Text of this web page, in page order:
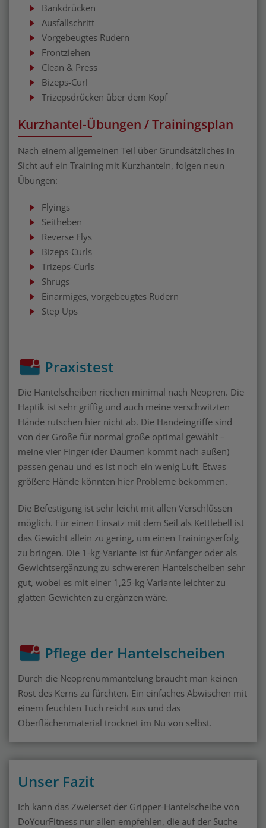
Bankdrücken
Ausfallschritt
Vorgebeugtes Rudern
Frontziehen
Clean & Press
Bizeps-Curl
Trizepsdrücken über dem Kopf
Kurzhantel-Übungen / Trainingsplan
Nach einem allgemeinen Teil über Grundsätzliches in
Sicht auf ein Training mit Kurzhanteln, folgen neun
Übungen:
Flyings
Seitheben
Reverse Flys
Bizeps-Curls
Trizeps-Curls
Shrugs
Einarmiges, vorgebeugtes Rudern
Step Ups
Praxistest
Die Hantelscheiben riechen minimal nach Neopren. Die
Haptik ist sehr griffig und auch meine verschwitzten
Hände rutschen hier nicht ab. Die Handeingriffe sind
von der Größe für normal große optimal gewählt –
meine vier Finger (der Daumen kommt nach außen)
passen genau und es ist noch ein wenig Luft. Etwas
größere Hände könnten hier Probleme bekommen.
Die Befestigung ist sehr leicht mit allen Verschlüssen
möglich. Für einen Einsatz mit dem Seil als Kettlebell ist
das Gewicht allein zu gering, um einen Trainingserfolg
zu bringen. Die 1-kg-Variante ist für Anfänger oder als
Gewichtsergänzung zu schwereren Hantelscheiben sehr
gut, wobei es mit einer 1,25-kg-Variante leichter zu
glatten Gewichten zu ergänzen wäre.
Pflege der Hantelscheiben
Durch die Neoprenummantelung braucht man keinen
Rost des Kerns zu fürchten. Ein einfaches Abwischen mit
einem feuchten Tuch reicht aus und das
Oberflächenmaterial trocknet im Nu von selbst.
Unser Fazit
Ich kann das Zweierset der Gripper-Hantelscheibe von
DoYourFitness nur allen empfehlen, die auf der Suche